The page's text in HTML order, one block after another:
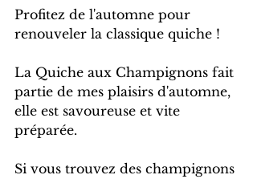
Profitez de l'automne pour
renouveler la classique quiche !
La Quiche aux Champignons fait
partie de mes plaisirs d'automne,
elle est savoureuse et vite
préparée.
Si vous trouvez des champignons